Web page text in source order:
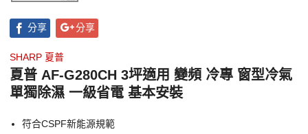
分享 分享
SHARP 夏普
夏普 AF-G280CH 3坪適用 變頻 冷專 窗型冷氣
單獨除濕 一級省電 基本安裝
符合CSPF新能源規範